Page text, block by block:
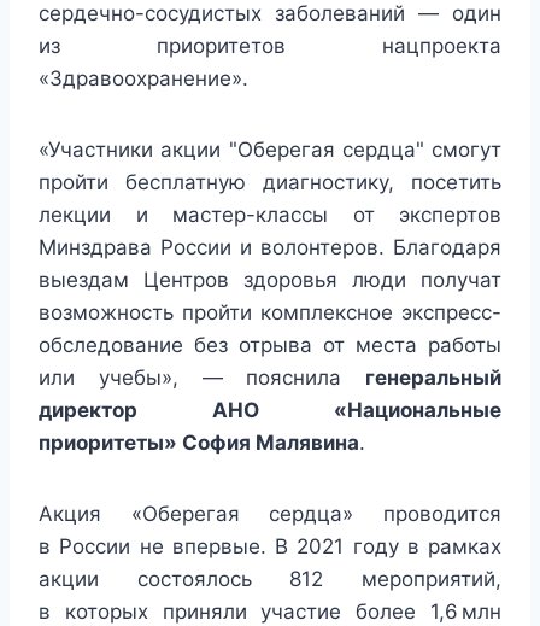
сердечно-сосудистых заболеваний — один
из приоритетов нацпроекта
«Здравоохранение».
«Участники акции "Оберегая сердца" смогут
пройти бесплатную диагностику, посетить
лекции и мастер-классы от экспертов
Минздрава России и волонтеров. Благодаря
выездам Центров здоровья люди получат
возможность пройти комплексное экспресс-
обследование без отрыва от места работы
или учебы», — пояснила генеральный
директор АНО «Национальные
приоритеты» София Малявина.
Акция «Оберегая сердца» проводится
в России не впервые. В 2021 году в рамках
акции состоялось 812 мероприятий,
в которых приняли участие более 1,6 млн